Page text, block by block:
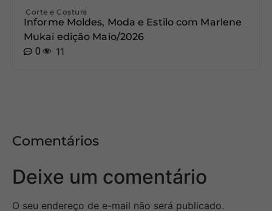
Corte e Costura
Informe Moldes, Moda e Estilo com Marlene
Mukai edição Maio/2026
0
11
Comentários
Deixe um comentário
O seu endereço de e-mail não será publicado.